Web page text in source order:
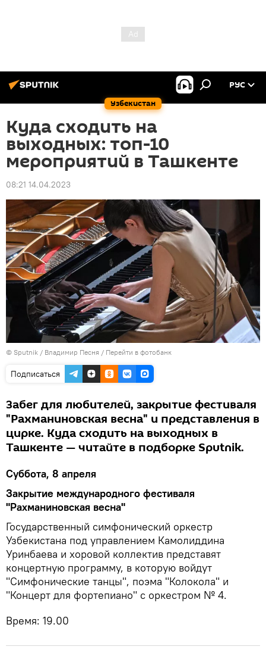
Узбекистан
РУС
Куда сходить на
выходных: топ-10
мероприятий в Ташкенте
08:21 14.04.2023
© Sputnik / Владимир Песня / Перейти в фотобанк
Подписаться
Забег для любителей, закрытие фестиваля
"Рахманиновская весна" и представления в
цирке. Куда сходить на выходных в
Ташкенте — читайте в подборке Sputnik.
Суббота, 8 апреля
Закрытие международного фестиваля
"Рахманиновская весна"
Государственный симфонический оркестр
Узбекистана под управлением Камолиддина
Уринбаева и хоровой коллектив представят
концертную программу, в которую войдут
"Симфонические танцы", поэма "Колокола" и
"Концерт для фортепиано" с оркестром № 4.
Время: 19.00